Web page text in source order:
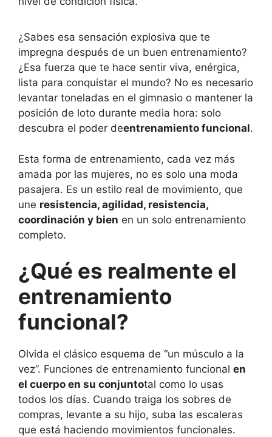
¿Sabes esa sensación explosiva que te
impregna después de un buen entrenamiento?
¿Esa fuerza que te hace sentir viva, enérgica,
lista para conquistar el mundo? No es necesario
levantar toneladas en el gimnasio o mantener la
posición de loto durante media hora: solo
descubra el poder deentrenamiento funcional.
Esta forma de entrenamiento, cada vez más
amada por las mujeres, no es solo una moda
pasajera. Es un estilo real de movimiento, que
une resistencia, agilidad, resistencia,
coordinación y bien en un solo entrenamiento
completo.
¿Qué es realmente el
entrenamiento
funcional?
Olvida el clásico esquema de “un músculo a la
vez”. Funciones de entrenamiento funcional en
el cuerpo en su conjuntotal como lo usas
todos los días. Cuando traiga los sobres de
compras, levante a su hijo, suba las escaleras
que está haciendo movimientos funcionales.